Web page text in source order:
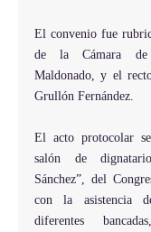
El convenio fue
de la Cámara de
Maldonado, y el
Grullón Fernández.
El acto protocolar
salón de
Sánchez”, del
con la asistencia
diferentes